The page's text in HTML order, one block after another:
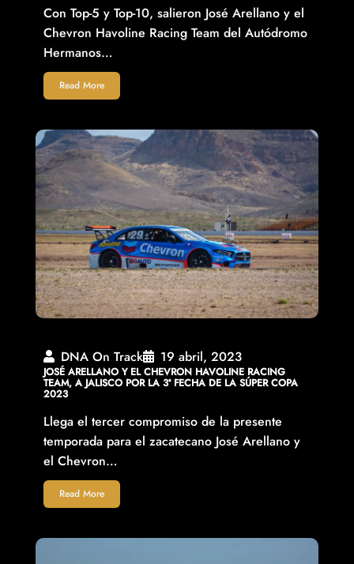
Con Top-5 y Top-10, salieron José Arellano y el
Chevron Havoline Racing Team del Autódromo
Hermanos…
Read More
DNA On Track 19 abril, 2023
JOSÉ ARELLANO Y EL CHEVRON HAVOLINE RACING
TEAM, A JALISCO POR LA 3ª FECHA DE LA SÚPER COPA
2023
Llega el tercer compromiso de la presente
temporada para el zacatecano José Arellano y
el Chevron…
Read More